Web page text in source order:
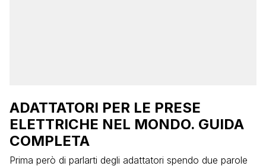
ADATTATORI PER LE PRESE
ELETTRICHE NEL MONDO. GUIDA
COMPLETA
Prima però di parlarti degli adattatori spendo due parole